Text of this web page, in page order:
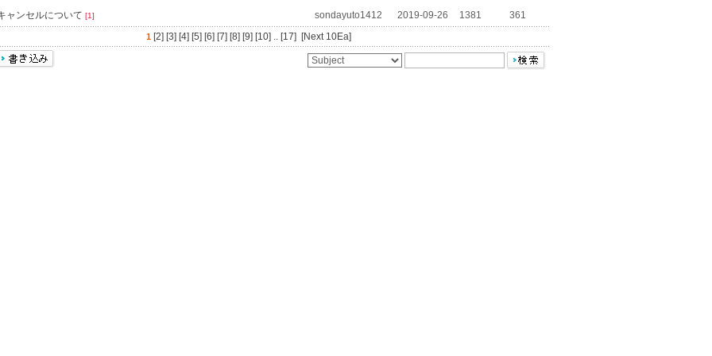
ャンセルについて [1] sondayuto1412 2019-09-26 1381 361
1 [2] [3] [4] [5] [6] [7] [8] [9] [10] .. [17] [Next 10Ea]